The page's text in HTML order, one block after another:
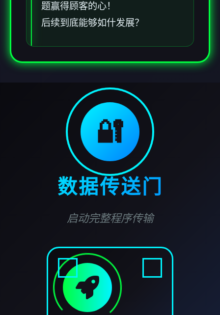
题赢得顾客的心！
后续到底能够如什发展？
🔐
数据传送门
启动完整程序传输